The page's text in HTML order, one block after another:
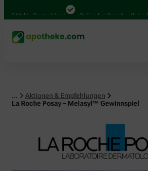
in Deutschland Online bei Ihrer Apotheke bestellen
...
Aktionen & Empfehlungen
La Roche Posay – Melasyl™ Gewinnspiel